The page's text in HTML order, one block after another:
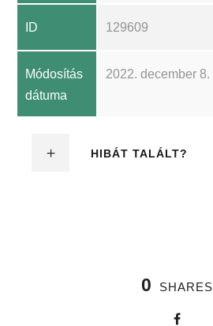
ID 129609
Módosítás
dátuma
2022. december 8.
HIBÁT TALÁLT?
0 SHARES